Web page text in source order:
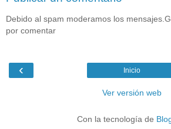
Debido al spam moderamos los
por comentar
‹ Inicio
Ver versión web
Con la tecnología de